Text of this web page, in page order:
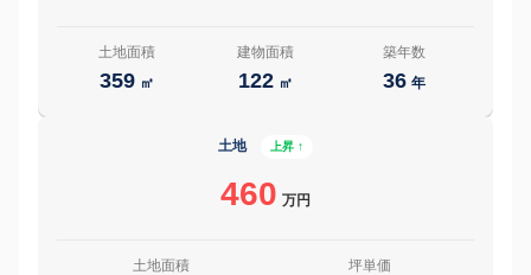
土地面積
359 ㎡
建物面積
122 ㎡
築年数
36 年
土地 上昇 ↑
460 万円
土地面積 坪単価